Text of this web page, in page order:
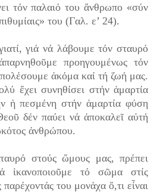
τόν παλαιό του ἄνθρωπο «σύν
του (Γαλ. ε’ 24).
γιά νά λάβουμε τόν σταυρό
προηγουμένως τόν
ἀκόμα καί τή ζωή μας.
ἔχει συνηθίσει στήν ἁμαρτία
ἡ πεσμένη στήν ἁμαρτία φύση
δέν παύει νά ἀποκαλεῖ αὐτή
ἀνθρώπου.
στούς ὤμους μας, πρέπει
τό σῶμα στίς
παρέχοντάς του μονάχα ὅ,τι εἶναι